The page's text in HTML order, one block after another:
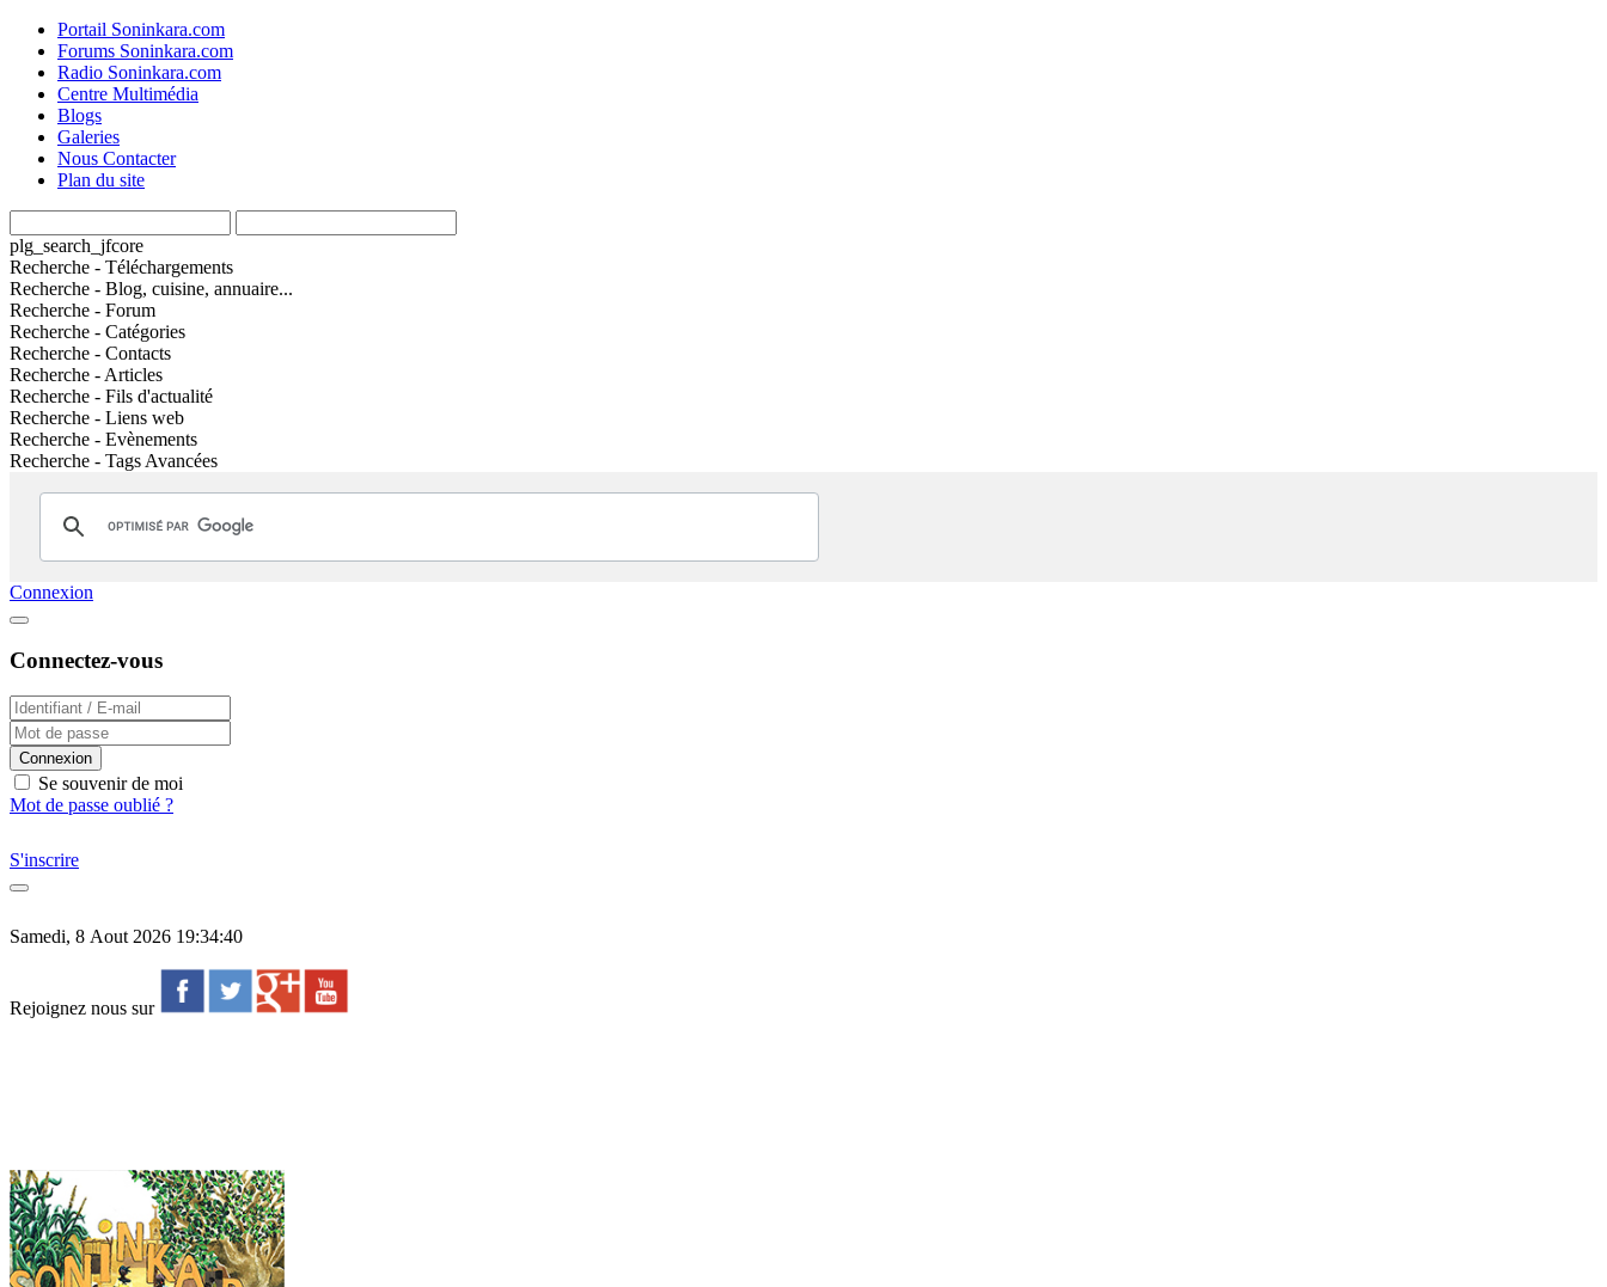
Portail Soninkara.com
Forums Soninkara.com
Radio Soninkara.com
Centre Multimédia
Blogs
Galeries
Nous Contacter
Plan du site
plg_search_jfcore
Recherche - Téléchargements
Recherche - Blog, cuisine, annuaire...
Recherche - Forum
Recherche - Catégories
Recherche - Contacts
Recherche - Articles
Recherche - Fils d'actualité
Recherche - Liens web
Recherche - Evènements
Recherche - Tags Avancées
Connexion
Connectez-vous
Connexion
Se souvenir de moi
Mot de passe oublié ?
S'inscrire
Samedi, 8 Aout 2026 19:34:40
Rejoignez nous sur